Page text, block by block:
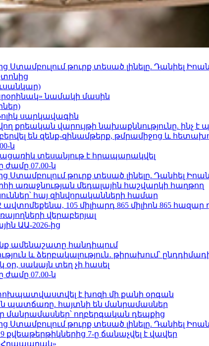
թուրք տեսած լինելը. Դանիել
նամակի մասին
սարկավագին
քրեական վարույթի նախաքննությունը. ինչ է
են զենք-զինամթերք, թմրամիջոց և
ն
տեսանյութ է հրապարակվել
ժամը 07.00-ն
թուրք տեսած լինելը. Դանիել
մեդալային հաշվարկի հաղթող
հայ զինվորականների համար
105 միլիարդ 865 միլիոն 865 հազար
վերաբերյալ
ԱԱ-2026-ից
ամենաշատը հանդիպում
և ձերբակալություն․ թիրախում՝
սակայն տեղ չի հասել
ժամը 07.00-ն
է խոզի մի քանի օրգան
պատճառը. հայտնի են մանրամասներ
մանրամասներ՝ ողբերգական դեպքից
թուրք տեսած լինելը. Դանիել
7-ը ճանաչվել է վավեր